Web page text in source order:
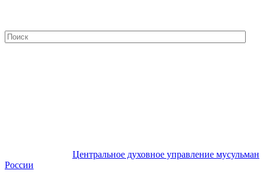
Центральное духовное управление мусульман
России